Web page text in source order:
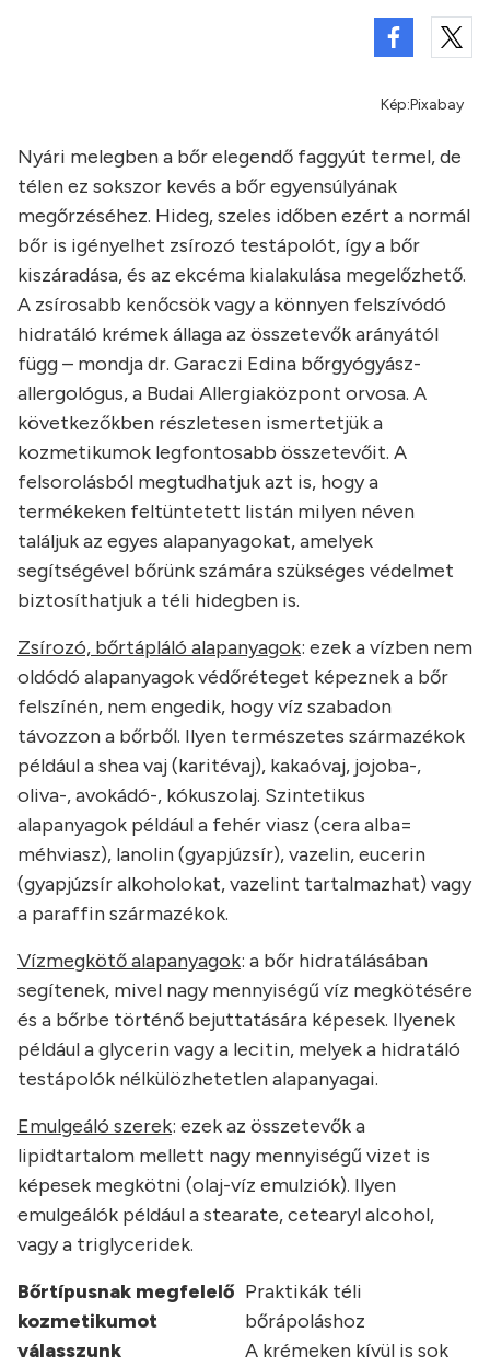
Kép:Pixabay
Nyári melegben a bőr elegendő faggyút termel, de
télen ez sokszor kevés a bőr egyensúlyának
megőrzéséhez. Hideg, szeles időben ezért a normál
bőr is igényelhet zsírozó testápolót, így a bőr
kiszáradása, és az ekcéma kialakulása megelőzhető.
A zsírosabb kenőcsök vagy a könnyen felszívódó
hidratáló krémek állaga az összetevők arányától
függ – mondja dr. Garaczi Edina bőrgyógyász-
allergológus, a Budai Allergiaközpont orvosa. A
következőkben részletesen ismertetjük a
kozmetikumok legfontosabb összetevőit. A
felsorolásból megtudhatjuk azt is, hogy a
termékeken feltüntetett listán milyen néven
találjuk az egyes alapanyagokat, amelyek
segítségével bőrünk számára szükséges védelmet
biztosíthatjuk a téli hidegben is.
Zsírozó, bőrtápláló alapanyagok: ezek a vízben nem
oldódó alapanyagok védőréteget képeznek a bőr
felszínén, nem engedik, hogy víz szabadon
távozzon a bőrből. Ilyen természetes származékok
például a shea vaj (karitévaj), kakaóvaj, jojoba-,
oliva-, avokádó-, kókuszolaj. Szintetikus
alapanyagok például a fehér viasz (cera alba=
méhviasz), lanolin (gyapjúzsír), vazelin, eucerin
(gyapjúzsír alkoholokat, vazelint tartalmazhat) vagy
a paraffin származékok.
Vízmegkötő alapanyagok: a bőr hidratálásában
segítenek, mivel nagy mennyiségű víz megkötésére
és a bőrbe történő bejuttatására képesek. Ilyenek
például a glycerin vagy a lecitin, melyek a hidratáló
testápolók nélkülözhetetlen alapanyagai.
Emulgeáló szerek: ezek az összetevők a
lipidtartalom mellett nagy mennyiségű vizet is
képesek megkötni (olaj-víz emulziók). Ilyen
emulgeálók például a stearate, cetearyl alcohol,
vagy a triglyceridek.
Praktikák téli
bőrápoláshoz
A krémeken kívül is sok
Bőrtípusnak megfelelő
kozmetikumot
válasszunk